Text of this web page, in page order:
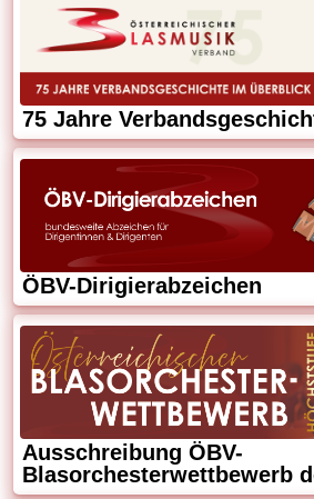
75 Jahre
ÖBV-Dirigierabzeichen
Ausschreibung ÖBV-
Blasorchesterwettbewerb